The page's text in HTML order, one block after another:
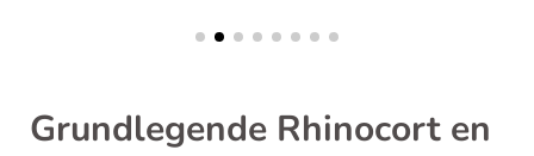
Grundlegende Rhinocort en